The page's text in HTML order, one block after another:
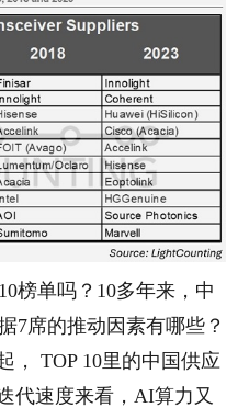
单吗？10多年来，中
7席的推动因素有哪些？
， TOP 10里的中国供应
代速度来看，AI算力又